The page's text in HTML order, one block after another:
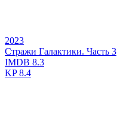
2023
Стражи Галактики. Часть 3
IMDB 8.3
KP8.4